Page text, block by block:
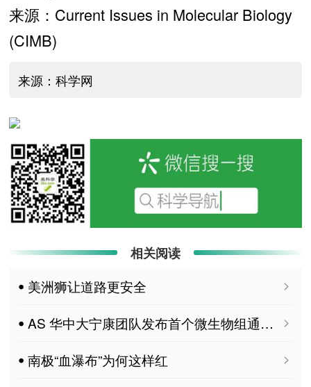
来源：Current Issues in Molecular Biology
(CIMB)
来源：科学网
相关阅读
ꔷ 美洲狮让道路更安全
ꔷ AS 华中大宁康团队发布首个微生物组通用大模型MGM：开启微生物组分析“Deepseek”时代
ꔷ 南极“血瀑布”为何这样红